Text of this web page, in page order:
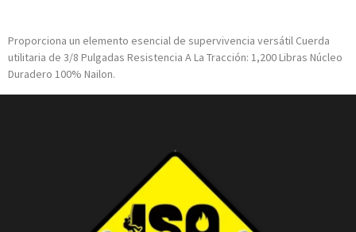
Proporciona un elemento esencial de supervivencia versátil Cuerda
utilitaria de 3/8 Pulgadas Resistencia A La Tracción: 1,200 Libras Núcleo
Duradero 100% Nailon.